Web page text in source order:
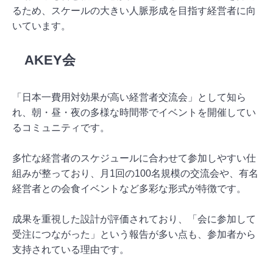
るため、スケールの大きい人脈形成を目指す経営者に向
いています。
AKEY会
「日本一費用対効果が高い経営者交流会」として知ら
れ、朝・昼・夜の多様な時間帯でイベントを開催してい
るコミュニティです。
多忙な経営者のスケジュールに合わせて参加しやすい仕
組みが整っており、月1回の100名規模の交流会や、有名
経営者との会食イベントなど多彩な形式が特徴です。
成果を重視した設計が評価されており、「会に参加して
受注につながった」という報告が多い点も、参加者から
支持されている理由です。